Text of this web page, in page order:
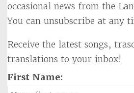
occasional news from the
You can unsubscribe at any
Receive the latest songs,
translations to your inbox!
First Name: